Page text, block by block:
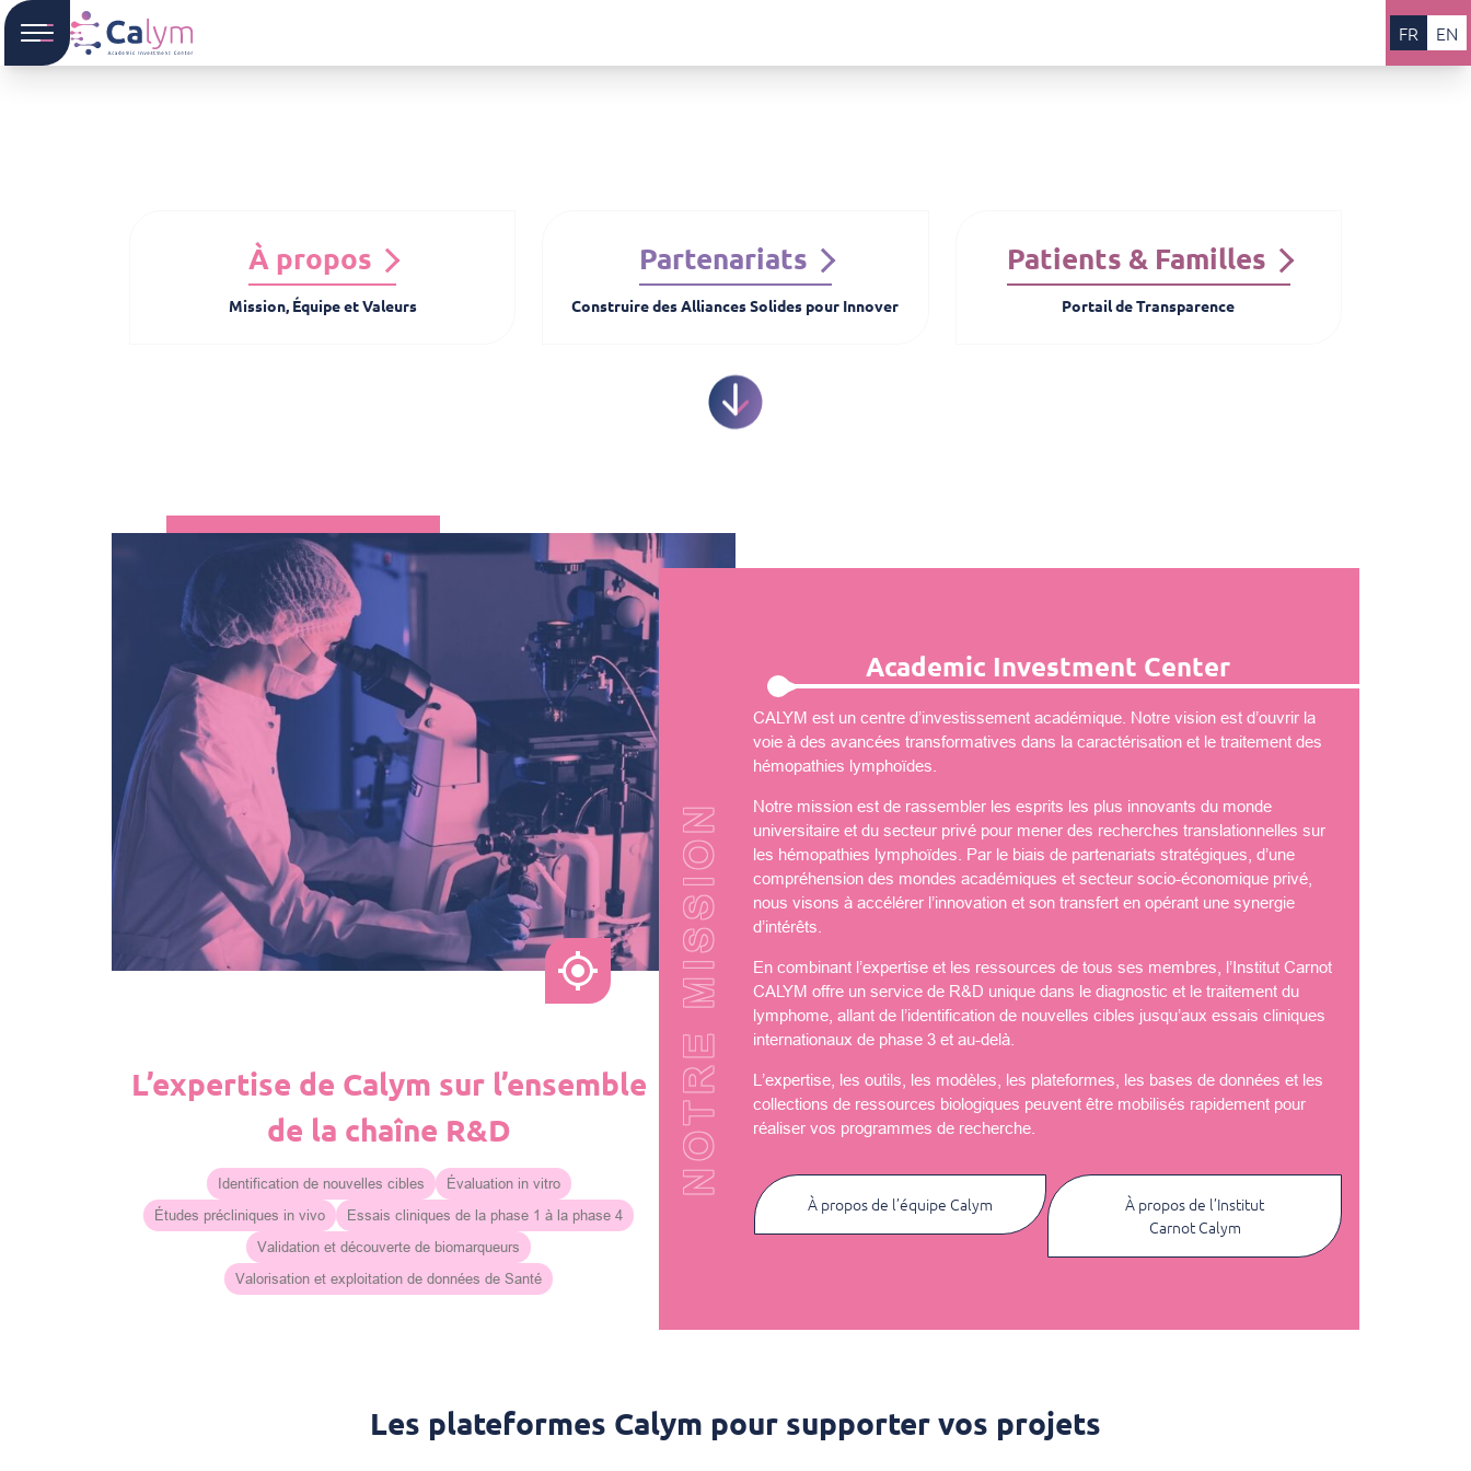
FR EN
À propos
Mission, Équipe et Valeurs
Partenariats
Construire des Alliances Solides pour Innover
Patients & Familles
Portail de Transparence
L’expertise de Calym sur l’ensemble
de la chaîne R&D
Identification de nouvelles cibles
Évaluation in vitro
Études précliniques in vivo
Essais cliniques de la phase 1 à la phase 4
Validation et découverte de biomarqueurs
Valorisation et exploitation de données de Santé
NOTRE MISSION
Academic Investment Center
CALYM est un centre d’investissement académique. Notre vision est d’ouvrir la
voie à des avancées transformatives dans la caractérisation et le traitement des
hémopathies lymphoïdes.
Notre mission est de rassembler les esprits les plus innovants du monde
universitaire et du secteur privé pour mener des recherches translationnelles sur
les hémopathies lymphoïdes. Par le biais de partenariats stratégiques, d’une
compréhension des mondes académiques et secteur socio-économique privé,
nous visons à accélérer l’innovation et son transfert en opérant une synergie
d’intérêts.
En combinant l’expertise et les ressources de tous ses membres, l’Institut Carnot
CALYM offre un service de R&D unique dans le diagnostic et le traitement du
lymphome, allant de l’identification de nouvelles cibles jusqu’aux essais cliniques
internationaux de phase 3 et au-delà.
L’expertise, les outils, les modèles, les plateformes, les bases de données et les
collections de ressources biologiques peuvent être mobilisés rapidement pour
réaliser vos programmes de recherche.
À propos de l’équipe Calym
À propos de l’Institut
Carnot Calym
Les plateformes Calym pour supporter vos projets